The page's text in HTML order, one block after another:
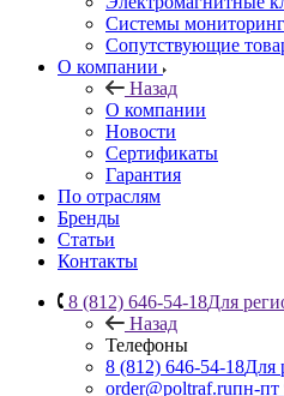
Системы
Сопутствующие
О компании
Назад
О компании
Новости
Сертификаты
Гарантия
По отраслям
Бренды
Статьи
Контакты
8 (812) 646-54-18Для
Назад
Телефоны
8 (812) 646-54-18Для
order@poltraf.ruпн-пт